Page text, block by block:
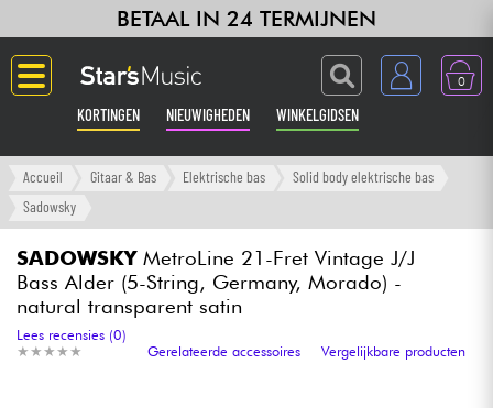
BETAAL IN 24 TERMIJNEN
0
KORTINGEN NIEUWIGHEDEN WINKELGIDSEN
Langue
Versterker & Effecten
Toetsenbord & Piano
Accueil Gitaar & Bas Elektrische bas
Solid body elektrische bas
Sadowsky
SADOWSKYMetroLine 21-Fret Vintage J/J
Bass Alder (5-String, Germany, Morado) -
natural transparent satin
★ ★ ★ ★ ★
★ ★ ★ ★ ★
Lees recensies (0)
Gerelateerde accessoires
Vergelijkbare producten